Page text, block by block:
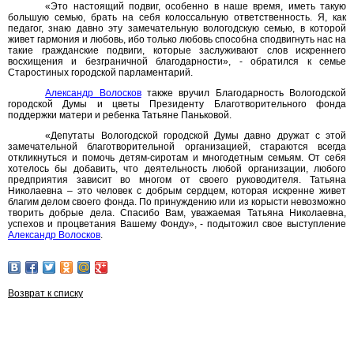
«Это настоящий подвиг, особенно в наше время, иметь такую
большую семью, брать на себя колоссальную ответственность. Я, как
педагог, знаю давно эту замечательную вологодскую семью, в которой
живет гармония и любовь, ибо только любовь способна сподвигнуть нас на
такие гражданские подвиги, которые заслуживают слов искреннего
восхищения и безграничной благодарности», - обратился к семье
Старостиных городской парламентарий.
Александр Волосковтакже вручил Благодарность Вологодской
городской Думы и цветы Президенту Благотворительного фонда
поддержки матери и ребенка Татьяне Паньковой.
«Депутаты Вологодской городской Думы давно дружат с этой
замечательной благотворительной организацией, стараются всегда
откликнуться и помочь детям-сиротам и многодетным семьям. От себя
хотелось бы добавить, что деятельность любой организации, любого
предприятия зависит во многом от своего руководителя. Татьяна
Николаевна – это человек с добрым сердцем, которая искренне живет
благим делом своего фонда. По принуждению или из корысти невозможно
творить добрые дела. Спасибо Вам, уважаемая Татьяна Николаевна,
успехов и процветания Вашему Фонду», - подытожил свое выступление
Александр Волосков.
Возврат к списку